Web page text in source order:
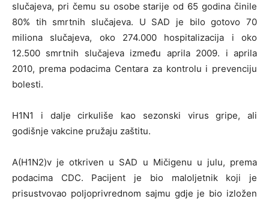
slučajeva, pri čemu su osobe starije od 65 godina činile
80% tih smrtnih slučajeva. U SAD je bilo gotovo 70
miliona slučajeva, oko 274.000 hospitalizacija i oko
12.500 smrtnih slučajeva između aprila 2009. i aprila
2010, prema podacima Centara za kontrolu i prevenciju
bolesti.
H1N1 i dalje cirkuliše kao sezonski virus gripe, ali
godišnje vakcine pružaju zaštitu.
A(H1N2)v je otkriven u SAD u Mičigenu u julu, prema
podacima CDC. Pacijent je bio maloljetnik koji je
prisustvovao poljoprivrednom sajmu gdje je bio izložen